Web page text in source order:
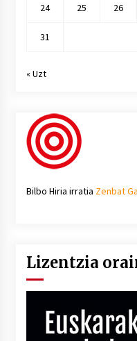
24 25 26
31
« Uzt
Bilbo Hiria irratia Zenbat
Lizentzia